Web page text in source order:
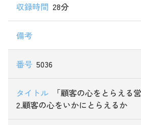
28分
5036
「顧客の心をとらえる
2.顧客の心をいかにとらえるか